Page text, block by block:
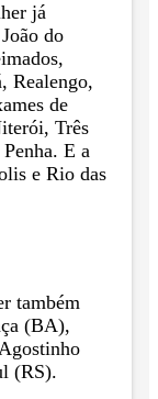
já
do
Realengo,
de
Três
E a
e Rio das
também
(BA),
(RS).